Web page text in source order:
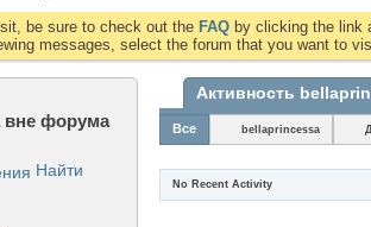
be sure to check out the FAQ by clicking the link
messages, select the forum that you want to
Найти
Активность
Все bellaprincessa
No Recent Activity